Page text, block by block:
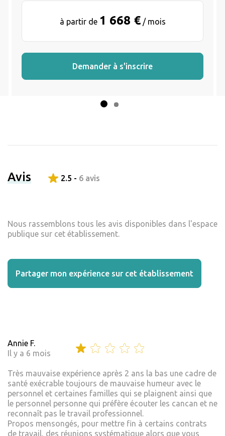
à partir de 1 668 €/ mois
Demander à s'inscrire
Avis 2.5 - 6 avis
Nous rassemblons tous les avis disponibles dans l'espace
publique sur cet établissement.
Partager mon expérience sur cet établissement
Annie F.
Il y a 6 mois
Très mauvaise expérience après 2 ans la bas une cadre de
santé exécrable toujours de mauvaise humeur avec le
personnel et certaines familles qui se plaignent ainsi que
le personnel personne qui préfère écouter les cancan et ne
reconnaît pas le travail professionnel.
Propos mensongés, pour mettre fin à certains contrats
de travail, des réunions systématique alors que vous